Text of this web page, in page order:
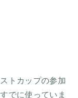
トカップの参加
でに使っていま